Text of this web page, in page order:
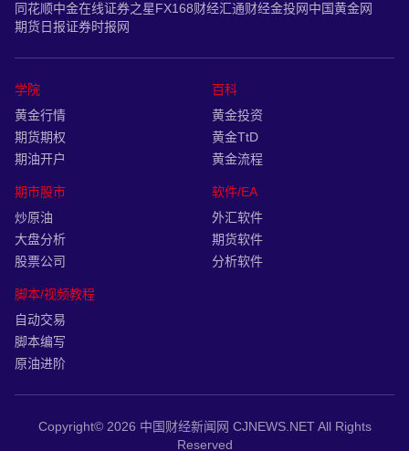
东方财富网和讯财经
期货日报证券时报网
学院
黄金行情
期货期权
期油开户
百科
黄金投资
黄金TtD
黄金流程
期市股市
炒原油
大盘分析
股票公司
软件/EA
外汇软件
期货软件
脚本/视频教程
自动交易
脚本编写
原油进阶